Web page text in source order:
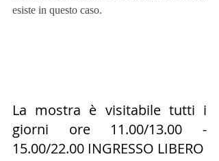
esiste in questo caso.
La mostra è visitabile tutti i
giorni ore 11.00/13.00 -
15.00/22.00 INGRESSO LIBERO